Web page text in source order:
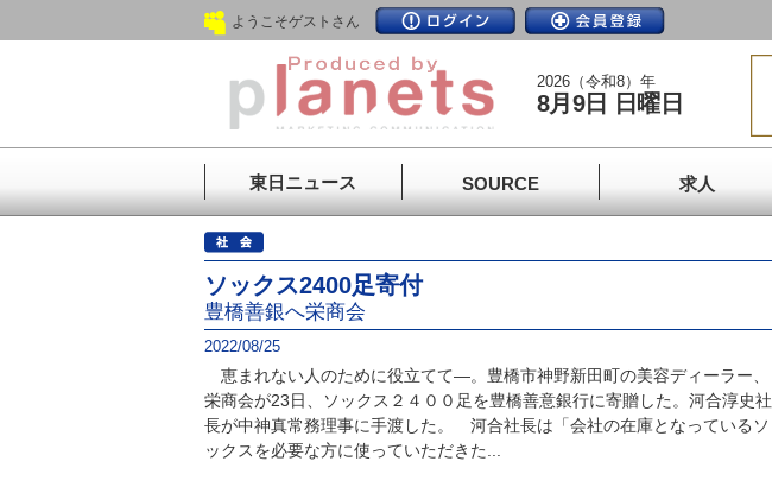
ようこそゲストさん
2026（令和8）年
8月9日 日曜日
東日ニュース SOURCE 求人
ソックス2400足寄付
豊橋善銀へ栄商会
2022/08/25
恵まれない人のために役立てて―。豊橋市神野新田町の美容ディーラー、
栄商会が23日、ソックス２４００足を豊橋善意銀行に寄贈した。河合淳史社
長が中神真常務理事に手渡した。 河合社長は「会社の在庫となっているソ
ックスを必要な方に使っていただきた...